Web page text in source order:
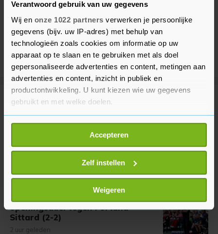
Verantwoord gebruik van uw gegevens
Wij en onze 1022 partners verwerken je persoonlijke
gegevens (bijv. uw IP-adres) met behulp van
technologieën zoals cookies om informatie op uw
apparaat op te slaan en te gebruiken met als doel
gepersonaliseerde advertenties en content, metingen aan
advertenties en content, inzicht in publiek en
productontwikkeling. U kunt kiezen wie uw gegevens
gebruikt en met welke doelen.
Als u het toestaat, willen we ook graag:
Informatie verzamelen over uw geografische
locatie, die tot een paar meter nauwkeurig kan zijn
Uw apparaat identificeren door het actief te
scannen op specifieke eigenschappen (fingerprinting)
Lees meer over hoe uw persoonlijke gegevens worden
verwerkt en stel uw voorkeuren in het
U kunt uw toestemming op elk moment wijzigen of
intrekken in de Cookieverklaring.
Accepteren
Zelf instellen
Weigeren
Meer uit Voetbal
FIFA veroordeelt pogingen
Infantino te 'ondermijnen'
openingsduel tegen Fortuna
Sittard (2-2)
2 uur geleden